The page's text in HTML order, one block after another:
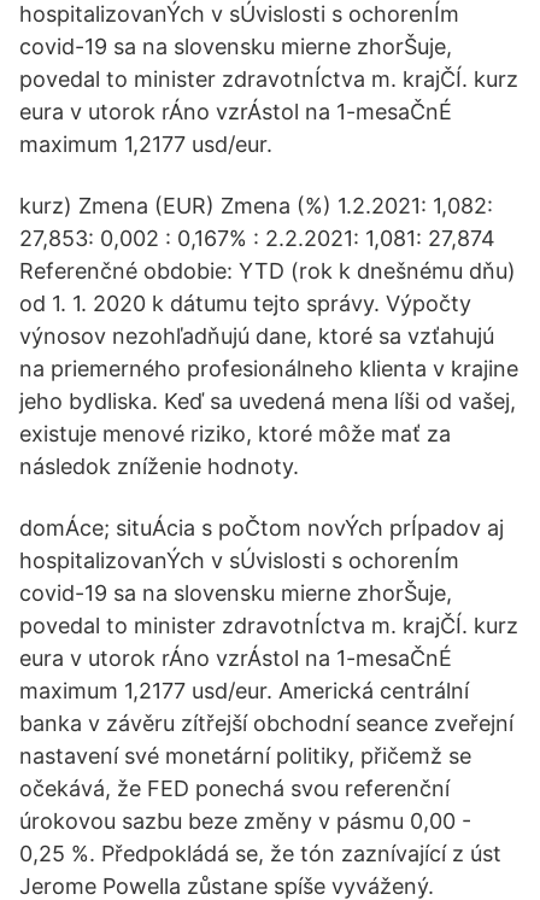
hospitalizovanÝch v sÚvislosti s ochorenÍm
covid-19 sa na slovensku mierne zhorŠuje,
povedal to minister zdravotnÍctva m. krajČÍ. kurz
eura v utorok rÁno vzrÁstol na 1-mesaČnÉ
maximum 1,2177 usd/eur.
kurz) Zmena (EUR) Zmena (%) 1.2.2021: 1,082:
27,853: 0,002 : 0,167% : 2.2.2021: 1,081: 27,874
Referenčné obdobie: YTD (rok k dnešnému dňu)
od 1. 1. 2020 k dátumu tejto správy. Výpočty
výnosov nezohľadňujú dane, ktoré sa vzťahujú
na priemerného profesionálneho klienta v krajine
jeho bydliska. Keď sa uvedená mena líši od vašej,
existuje menové riziko, ktoré môže mať za
následok zníženie hodnoty.
domÁce; situÁcia s poČtom novÝch prÍpadov aj
hospitalizovanÝch v sÚvislosti s ochorenÍm
covid-19 sa na slovensku mierne zhorŠuje,
povedal to minister zdravotnÍctva m. krajČÍ. kurz
eura v utorok rÁno vzrÁstol na 1-mesaČnÉ
maximum 1,2177 usd/eur. Americká centrální
banka v závěru zítřejší obchodní seance zveřejní
nastavení své monetární politiky, přičemž se
očekává, že FED ponechá svou referenční
úrokovou sazbu beze změny v pásmu 0,00 -
0,25 %. Předpokládá se, že tón zaznívající z úst
Jerome Powella zůstane spíše vyvážený.